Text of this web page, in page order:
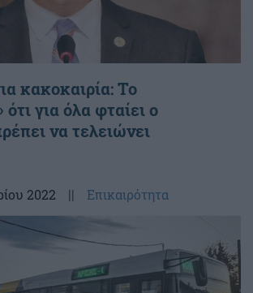
κακοκαιρία: Το
ότι για όλα φταίει ο
να τελειώνει
2022 || Επικαιρότητα